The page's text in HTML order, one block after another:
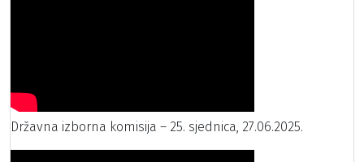
Državna izborna komisija – 25. sjednica, 27.06.2025.